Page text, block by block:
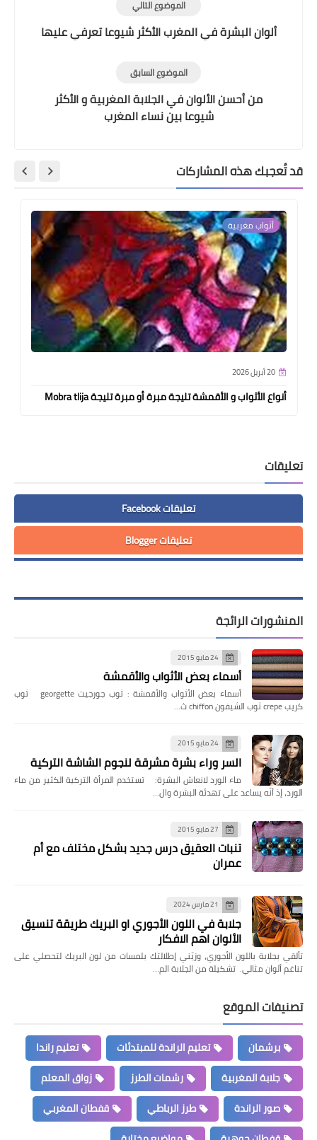
الموضوع التالي
ألوان البشرة في المغرب الأكثر شيوعا تعرفي عليها
الموضوع السابق
من أحسن الألوان في الجلابة المغربية و الأكثر
شيوعا بين نساء المغرب
قد تُعجبك هذه المشاركات
أثواب مغربية
20 أبريل 2026
أنواع الأثواب و الأقمشة تليجة مبرة أو مبرة تليجة Mobra tlija
تعليقات
تعليقات Facebook
تعليقات Blogger
المنشورات الرائجة
24 مايو 2015
أسماء بعض الأثواب والأقمشة
أسماء بعض الأثواب والأقمشة : ثوب جورجيت georgette ثوب
كريب crepe ثوب الشيفون chiffon ث…
24 مايو 2015
السر وراء بشرة مشرقة لنجوم الشاشة التركية
ماء الورد لانعاش البشرة: تستخدم المرأة التركية الكثير من ماء
الورد، إذ أنّه يساعد على تهدئة البشرة وال…
27 مايو 2015
تنبات العقيق درس جديد بشكل مختلف مع أم
عمران
21 مارس 2024
جلابة في اللون الأجوري او البريك طريقة تنسيق
الألوان اهم الافكار
تألقي بجلابة باللون الأجوري، وزيّني إطلالتك بلمسات من لون البريك لتحصلي على
تناغم ألوان مثالي. تشكيلة من الجلابة الم…
تصنيفات الموقع
برشمان تعليم الراندة للمبتدئات
تعليم راندا
جلابة المغربية
رشمات الطرز
زواق المعلم
صور الراندة
طرز الرباطي
قفطان المغربي